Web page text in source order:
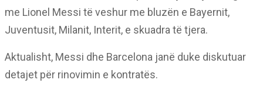
me Lionel Messi të veshur me bluzën e Bayernit,
Juventusit, Milanit, Interit, e skuadra të tjera.
Aktualisht, Messi dhe Barcelona janë duke diskutuar
detajet për rinovimin e kontratës.